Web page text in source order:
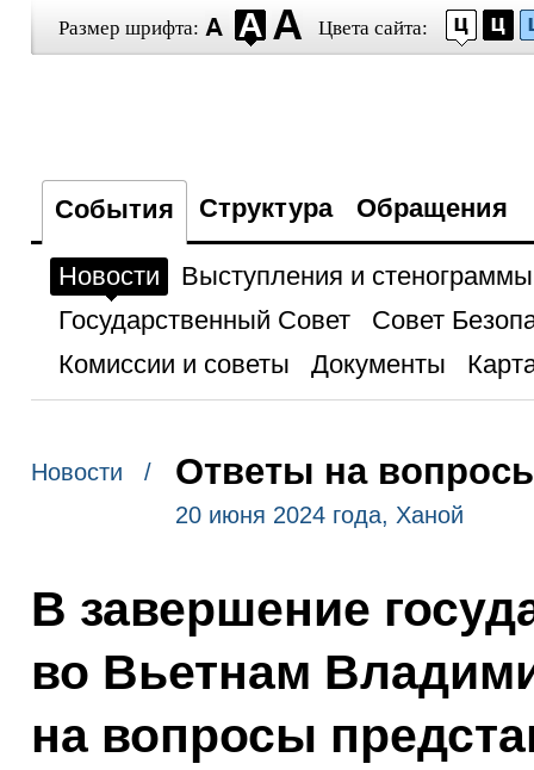
Размер шрифта: Цвета сайта:
События Структура Обращения
Новости
Выступления и стенограммы
Государственный Совет
Совет
Комиссии и советы
Документы
Новости / Ответы на
20 июня 2024 года, Ханой
В завершение
во Вьетнам
на вопросы